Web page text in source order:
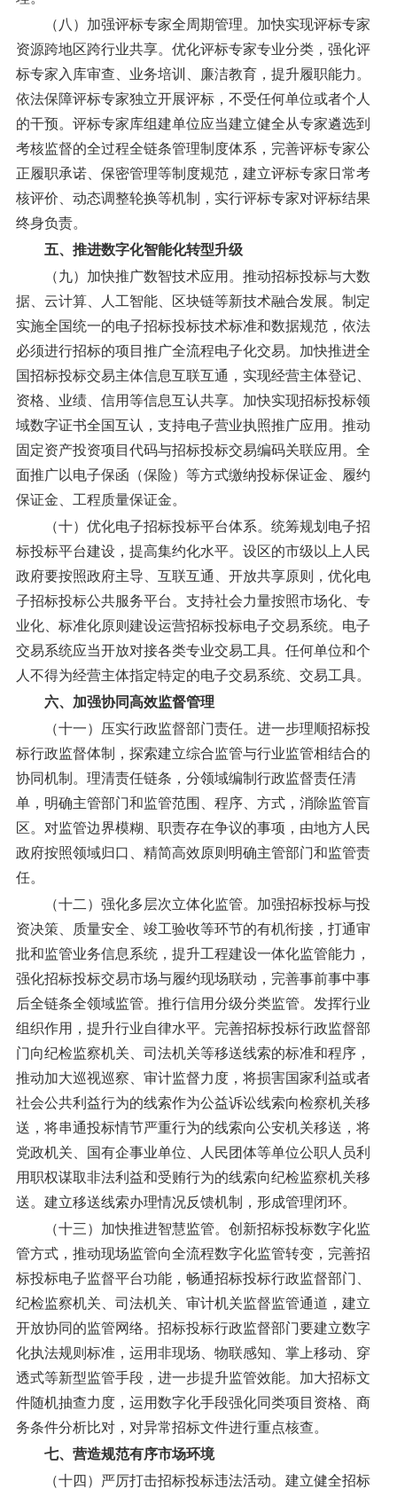
（八）加强评标专家全周期管理。 加快实现评标专家
资源跨地区跨行业共享。优化评标专家专业分类，强化评
标专家入库审查、业务培训、廉洁教育，提升履职能力。
依法保障评标专家独立开展评标，不受任何单位或者个人
的干预。评标专家库组建单位应当建立健全从专家遴选到
考核监督的全过程全链条管理制度体系，完善评标专家公
正履职承诺、保密管理等制度规范，建立评标专家日常考
核评价、动态调整轮换等机制，实行评标专家对评标结果
终身负责。
五、推进数字化智能化转型升级
（九）加快推广数智技术应用。 推动招标投标与大数
据、云计算、人工智能、区块链等新技术融合发展。制定
实施全国统一的电子招标投标技术标准和数据规范，依法
必须进行招标的项目推广全流程电子化交易。加快推进全
国招标投标交易主体信息互联互通，实现经营主体登记、
资格、业绩、信用等信息互认共享。加快实现招标投标领
域数字证书全国互认，支持电子营业执照推广应用。推动
固定资产投资项目代码与招标投标交易编码关联应用。全
面推广以电子保函（保险）等方式缴纳投标保证金、履约
保证金、工程质量保证金。
（十）优化电子招标投标平台体系。 统筹规划电子招
标投标平台建设，提高集约化水平。设区的市级以上人民
政府要按照政府主导、互联互通、开放共享原则，优化电
子招标投标公共服务平台。支持社会力量按照市场化、专
业化、标准化原则建设运营招标投标电子交易系统。电子
交易系统应当开放对接各类专业交易工具。任何单位和个
人不得为经营主体指定特定的电子交易系统、交易工具。
六、加强协同高效监督管理
（十一）压实行政监督部门责任。 进一步理顺招标投
标行政监督体制，探索建立综合监管与行业监管相结合的
协同机制。理清责任链条，分领域编制行政监督责任清
单，明确主管部门和监管范围、程序、方式，消除监管盲
区。对监管边界模糊、职责存在争议的事项，由地方人民
政府按照领域归口、精简高效原则明确主管部门和监管责
任。
（十二）强化多层次立体化监管。 加强招标投标与投
资决策、质量安全、竣工验收等环节的有机衔接，打通审
批和监管业务信息系统，提升工程建设一体化监管能力，
强化招标投标交易市场与履约现场联动，完善事前事中事
后全链条全领域监管。推行信用分级分类监管。发挥行业
组织作用，提升行业自律水平。完善招标投标行政监督部
门向纪检监察机关、司法机关等移送线索的标准和程序，
推动加大巡视巡察、审计监督力度，将损害国家利益或者
社会公共利益行为的线索作为公益诉讼线索向检察机关移
送，将串通投标情节严重行为的线索向公安机关移送，将
党政机关、国有企事业单位、人民团体等单位公职人员利
用职权谋取非法利益和受贿行为的线索向纪检监察机关移
送。建立移送线索办理情况反馈机制，形成管理闭环。
（十三）加快推进智慧监管。 创新招标投标数字化监
管方式，推动现场监管向全流程数字化监管转变，完善招
标投标电子监督平台功能，畅通招标投标行政监督部门、
纪检监察机关、司法机关、审计机关监督监管通道，建立
开放协同的监管网络。招标投标行政监督部门要建立数字
化执法规则标准，运用非现场、物联感知、掌上移动、穿
透式等新型监管手段，进一步提升监管效能。加大招标文
件随机抽查力度，运用数字化手段强化同类项目资格、商
务条件分析比对，对异常招标文件进行重点核查。
七、营造规范有序市场环境
（十四）严厉打击招标投标违法活动。 建立健全招标